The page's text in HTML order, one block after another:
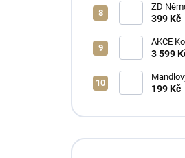
ZD
2025
399 Kč
AKCE
min
3 599
199 Kč